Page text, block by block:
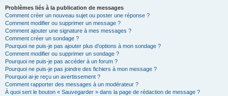
Problèmes liés à la publication de messages
Comment créer un nouveau sujet ou poster une réponse ?
Comment modifier ou supprimer un message ?
Comment ajouter une signature à mes messages ?
Comment créer un sondage ?
Pourquoi ne puis-je pas ajouter plus d’options à mon sondage ?
Comment modifier ou supprimer un sondage ?
Pourquoi ne puis-je pas accéder à un forum ?
Pourquoi ne puis-je pas joindre des fichiers à mon message ?
Pourquoi ai-je reçu un avertissement ?
Comment rapporter des messages à un modérateur ?
À quoi sert le bouton « Sauvegarder » dans la page de rédaction de message ?